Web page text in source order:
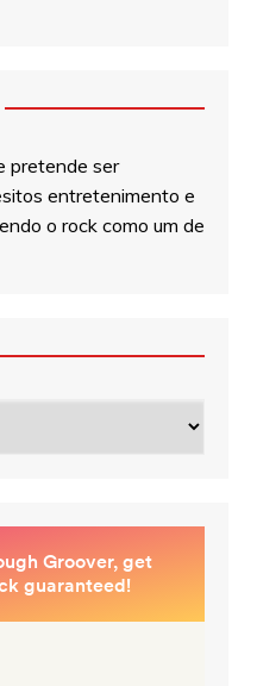
pretende ser
entretenimento e
o rock como um de